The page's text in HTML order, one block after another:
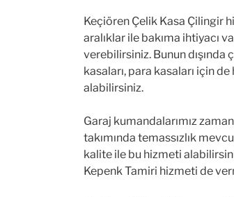
Keçiören Çelik Kasa Çilingir
aralıklar ile bakıma ihtiyacı
verebilirsiniz. Bunun dışında
kasaları, para kasaları için
alabilirsiniz.
Garaj kumandalarımız
takımında temassızlık
kalite ile bu hizmeti
Kepenk Tamiri hizmeti de